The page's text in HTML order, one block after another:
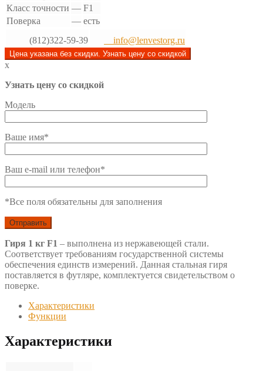
Класс точности — F1
Поверка
— есть
(812)322-59-39
info@lenvestorg.ru
Цена указана без скидки. Узнать цену со скидкой
x
Узнать цену со скидкой
Модель
Ваше имя*
Ваш e-mail или телефон*
*Все поля обязательны для заполнения
Гиря 1 кг F1 – выполнена из нержавеющей стали.
Соответствует требованиям государственной системы
обеспечения единств измерений. Данная стальная гиря
поставляется в футляре, комплектуется свидетельством о
поверке.
Характеристики
Функции
Характеристики